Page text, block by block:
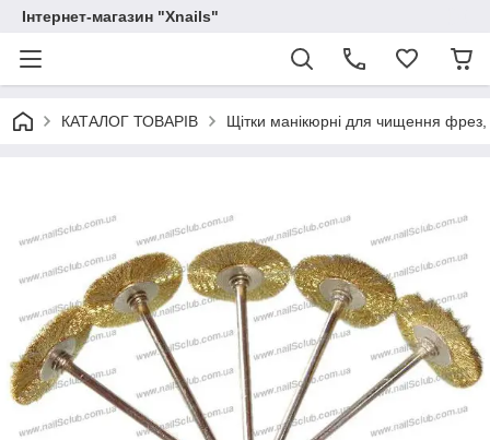
Інтернет-магазин "Xnails"
КАТАЛОГ ТОВАРІВ Щітки манікюрні для чищення